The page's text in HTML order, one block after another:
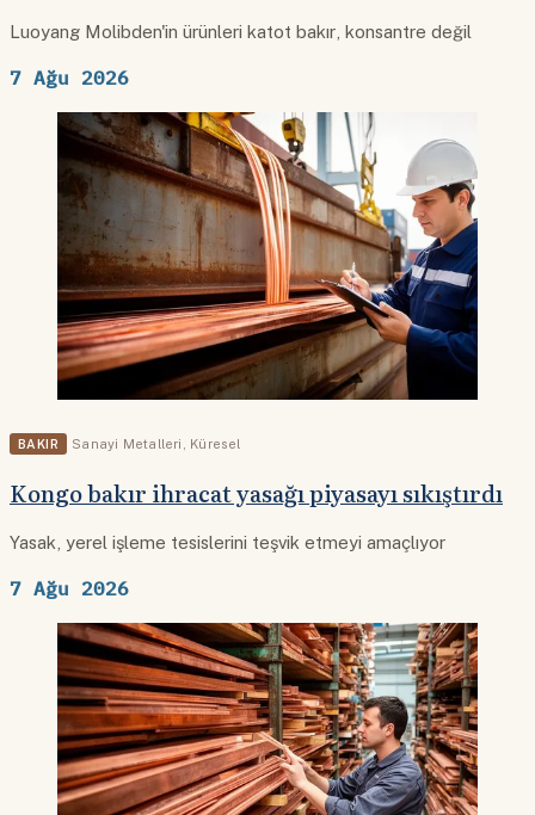
Luoyang Molibden'in ürünleri katot bakır, konsantre değil
7 Ağu 2026
BAKIR Sanayi Metalleri , Küresel
Kongo bakır ihracat yasağı piyasayı sıkıştırdı
Yasak, yerel işleme tesislerini teşvik etmeyi amaçlıyor
7 Ağu 2026